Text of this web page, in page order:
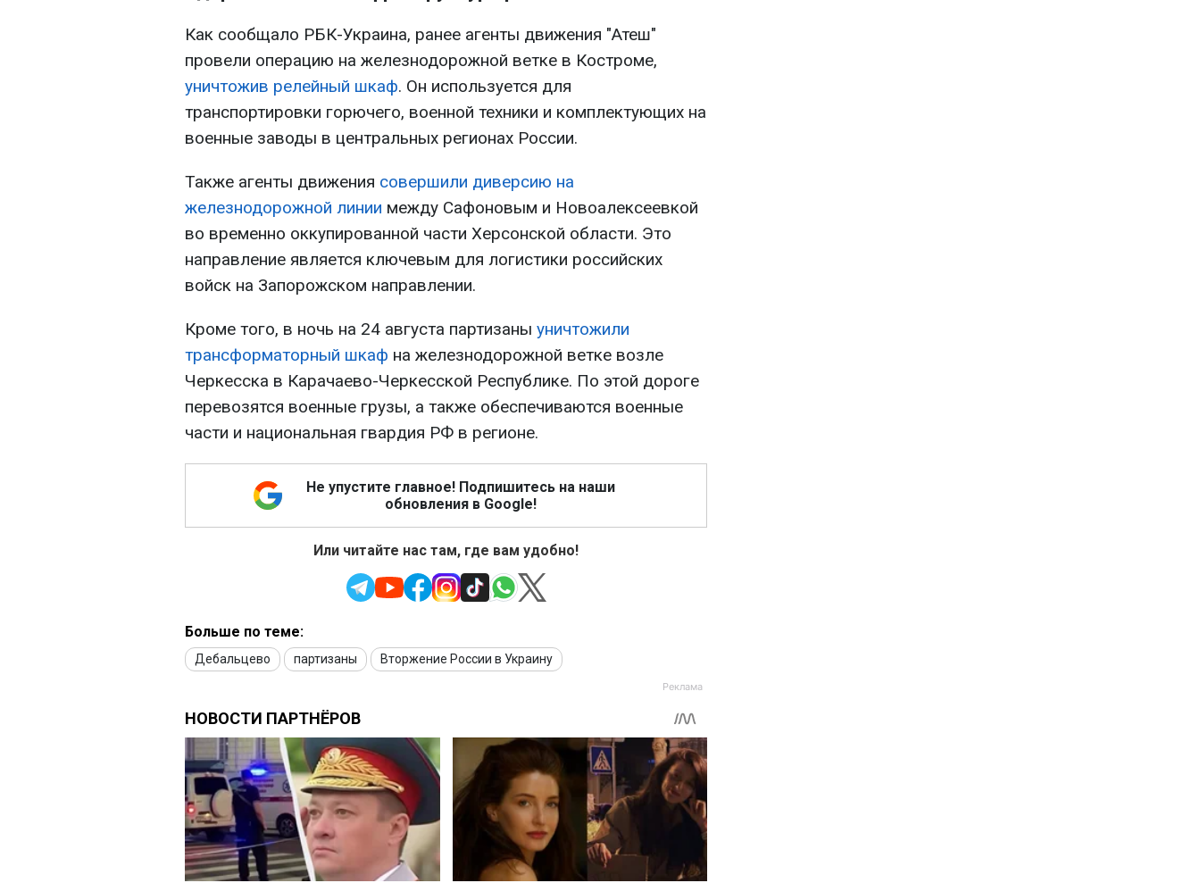
Как сообщало РБК-Украина, ранее агенты движения "Атеш"
провели операцию на железнодорожной ветке в Костроме,
уничтожив релейный шкаф. Он используется для
транспортировки горючего, военной техники и комплектующих на
военные заводы в центральных регионах России.
Также агенты движения совершили диверсию на
железнодорожной линии между Сафоновым и Новоалексеевкой
во временно оккупированной части Херсонской области. Это
направление является ключевым для логистики российских
войск на Запорожском направлении.
Кроме того, в ночь на 24 августа партизаны уничтожили
трансформаторный шкаф на железнодорожной ветке возле
Черкесска в Карачаево-Черкесской Республике. По этой дороге
перевозятся военные грузы, а также обеспечиваются военные
части и национальная гвардия РФ в регионе.
Не упустите главное! Подпишитесь на наши
обновления в Google!
Или читайте нас там, где вам удобно!
Больше по теме:
Дебальцево партизаны Вторжение России в Украину